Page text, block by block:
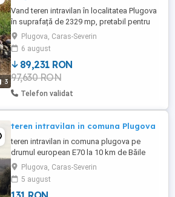
3
Vand teren intravilan în localitatea Plugova
în suprafață de 2329 mp, pretabil pentru
constructie casa sau pensiune. Terenul
este drept, bine delimitat iar pretul este de
8 euro mp, negociabil.
Plugova, Caras-Severin
6 august
89,231 RON
97,630 RON
Telefon validat
teren intravilan in comuna Plugova
teren intravilan in comuna plugova pe
drumul european E70 la 10 km de Băile
Herculane, la strada, suprafață de
734mp,la preț de 25euro mp, bun pentru
construirea unei case sau pensiuni, sau
Plugova, Caras-Severin
5 august